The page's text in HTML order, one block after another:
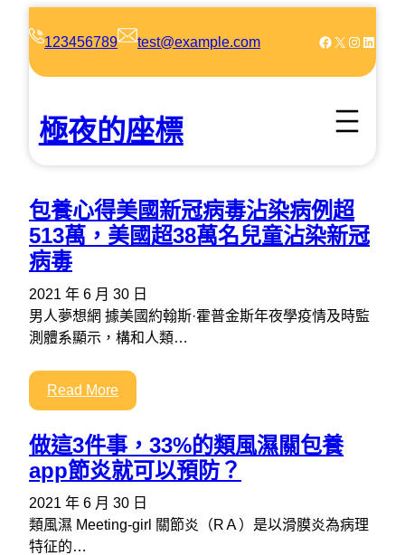
123456789 test@example.com Facebook X Instagram LinkedIn
極夜的座標
包養心得美國新冠病毒沾染病例超
513萬，美國超38萬名兒童沾染新冠
病毒
2021 年 6 月 30 日
男人夢想網 據美國約翰斯·霍普金斯年夜學疫情及時監
測體系顯示，構和人類…
Read More
做這3件事，33%的類風濕關包養
app節炎就可以預防？
2021 年 6 月 30 日
類風濕 Meeting-girl 關節炎（RＡ）是以滑膜炎為病理
特征的…